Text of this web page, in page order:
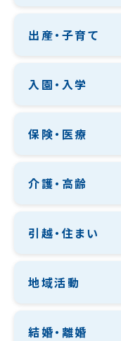
出産・子育て
入園・入学
保険・医療
介護・高齢
引越・住まい
地域活動
結婚・離婚